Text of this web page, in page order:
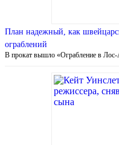
План надежный, как
ограблений
В прокат вышло «Ограбление в